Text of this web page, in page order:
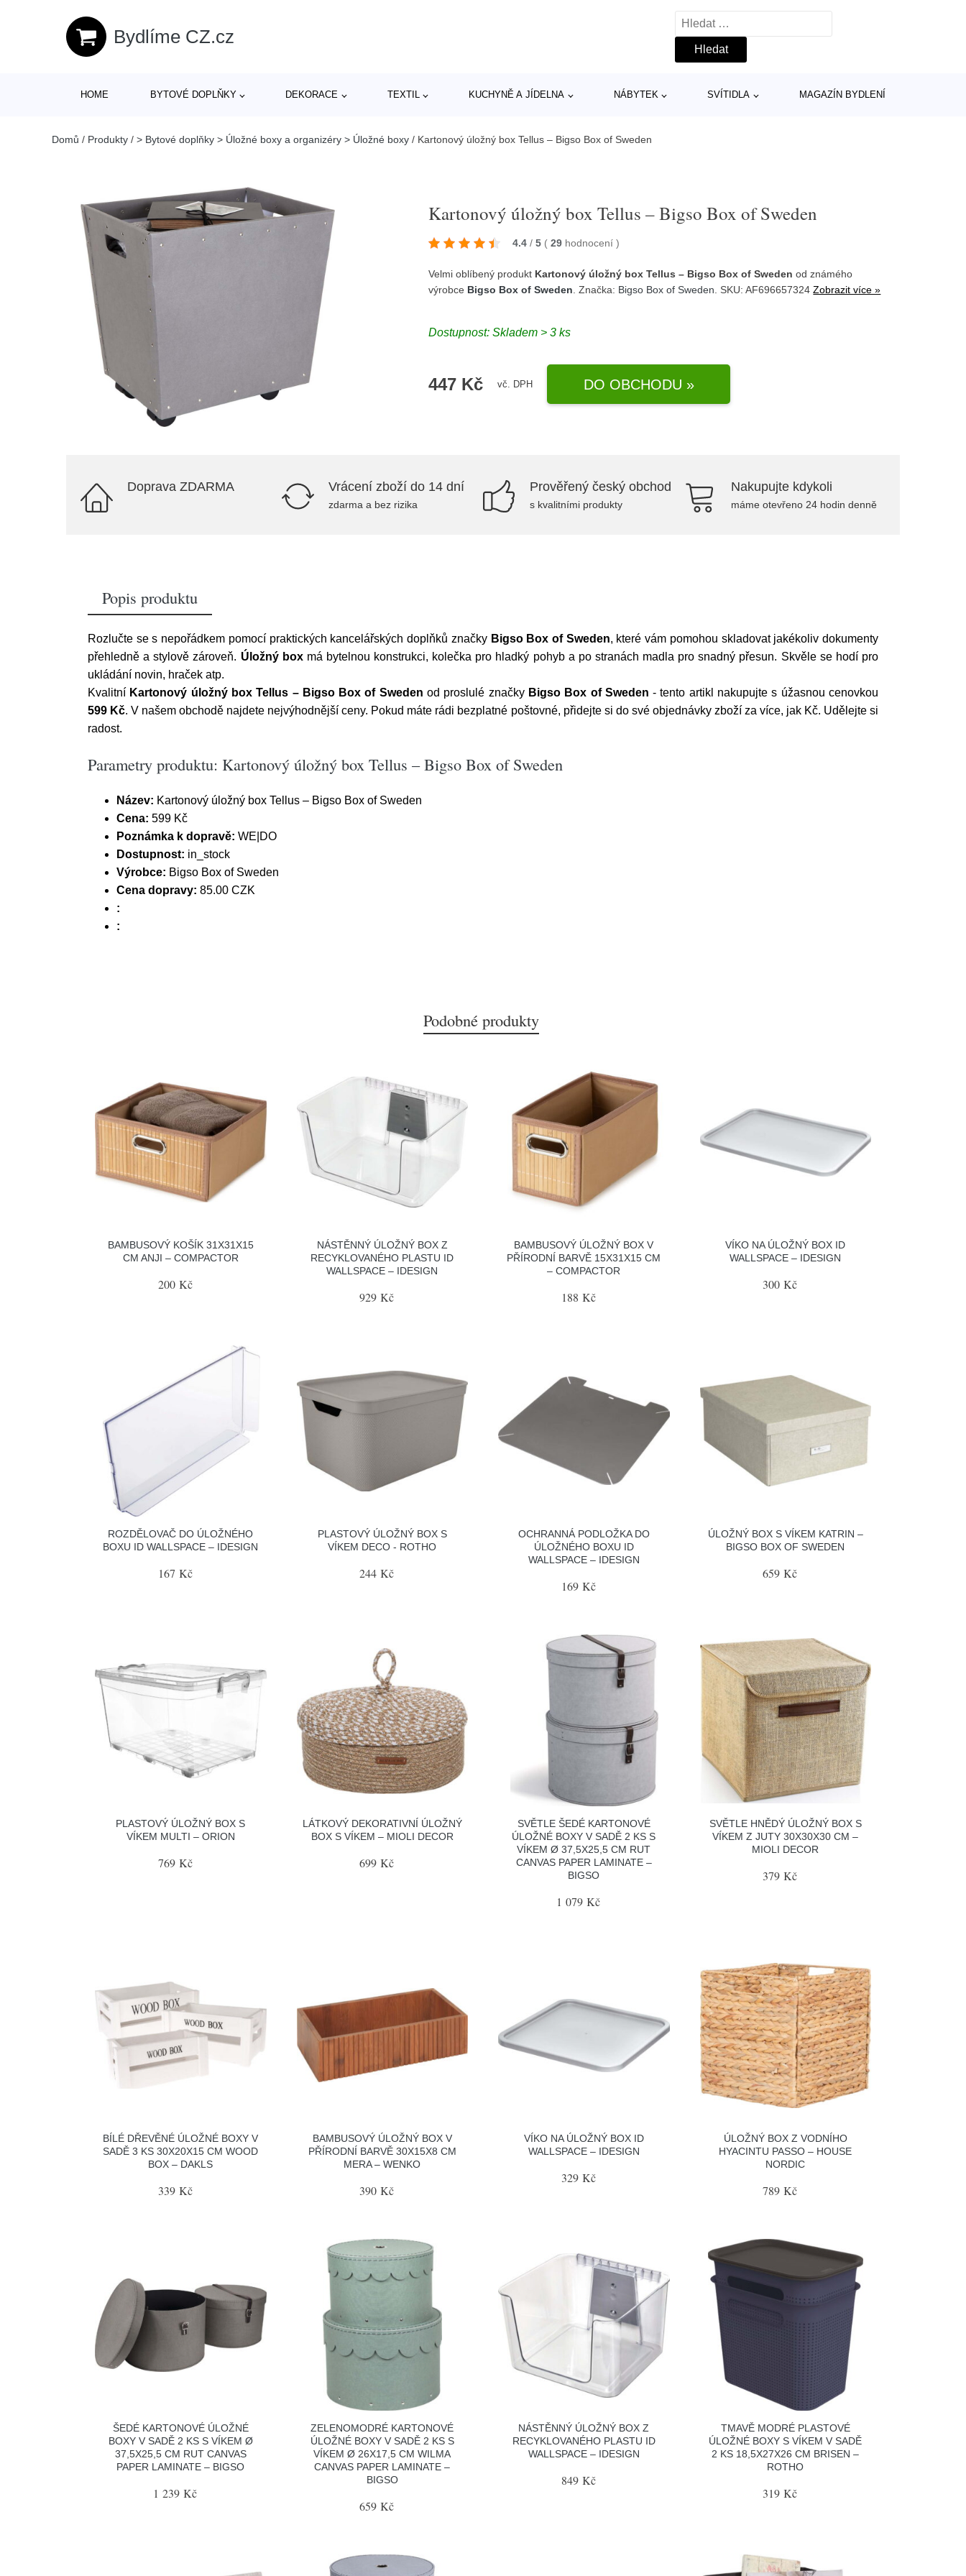
Bydlíme CZ.cz
Vyhledávání
HOME BYTOVÉ DOPLŇKY DEKORACE TEXTIL KUCHYNĚ A JÍDELNA NÁBYTEK SVÍTIDLA MAGAZÍN BYDLENÍ
Domů / Produkty / > Bytové doplňky > Úložné boxy a organizéry > Úložné boxy / Kartonový úložný box Tellus – Bigso Box of Sweden
Kartonový úložný box Tellus – Bigso Box of Sweden
4.4 / 5 ( 29 hodnocení)
Velmi oblíbený produkt Kartonový úložný box Tellus – Bigso Box of Sweden od známého
výrobce Bigso Box of Sweden . Značka: Bigso Box of Sweden . SKU: AF696657324Zobrazit více »
Dostupnost:Skladem > 3 ks
447 Kč vč. DPH DO OBCHODU »
Doprava ZDARMA Vrácení zboží do 14 dní
zdarma a bez rizika
Prověřený český obchod
s kvalitními produkty
Nakupujte kdykoli
máme otevřeno 24 hodin denně
Popis produktu
Rozlučte se s nepořádkem pomocí praktických kancelářských doplňků značky Bigso Box of Sweden, které vám pomohou skladovat jakékoliv dokumenty
přehledně a stylově zároveň. Úložný boxmá bytelnou konstrukci, kolečka pro hladký pohyb a po stranách madla pro snadný přesun. Skvěle se hodí pro
ukládání novin, hraček atp.
Kvalitní Kartonový úložný box Tellus – Bigso Box of Sweden od proslulé značky Bigso Box of Sweden - tento artikl nakupujte s úžasnou cenovkou
599 Kč. V našem obchodě najdete nejvýhodnější ceny. Pokud máte rádi bezplatné poštovné, přidejte si do své objednávky zboží za více, jak Kč. Udělejte si
radost.
Parametry produktu: Kartonový úložný box Tellus – Bigso Box of Sweden
Název: Kartonový úložný box Tellus – Bigso Box of Sweden
Cena: 599 Kč
Poznámka k dopravě: WE|DO
Dostupnost: in_stock
Výrobce: Bigso Box of Sweden
Cena dopravy: 85.00 CZK
:
:
Podobné produkty
BAMBUSOVÝ KOŠÍK 31X31X15
CM ANJI – COMPACTOR
200 Kč
NÁSTĚNNÝ ÚLOŽNÝ BOX Z
RECYKLOVANÉHO PLASTU ID
WALLSPACE – IDESIGN
929 Kč
BAMBUSOVÝ ÚLOŽNÝ BOX V
PŘÍRODNÍ BARVĚ 15X31X15 CM
– COMPACTOR
188 Kč
VÍKO NA ÚLOŽNÝ BOX ID
WALLSPACE – IDESIGN
300 Kč
ROZDĚLOVAČ DO ÚLOŽNÉHO
BOXU ID WALLSPACE – IDESIGN
167 Kč
PLASTOVÝ ÚLOŽNÝ BOX S
VÍKEM DECO - ROTHO
244 Kč
OCHRANNÁ PODLOŽKA DO
ÚLOŽNÉHO BOXU ID
WALLSPACE – IDESIGN
169 Kč
ÚLOŽNÝ BOX S VÍKEM KATRIN –
BIGSO BOX OF SWEDEN
659 Kč
PLASTOVÝ ÚLOŽNÝ BOX S
VÍKEM MULTI – ORION
769 Kč
LÁTKOVÝ DEKORATIVNÍ ÚLOŽNÝ
BOX S VÍKEM – MIOLI DECOR
699 Kč
SVĚTLE ŠEDÉ KARTONOVÉ
ÚLOŽNÉ BOXY V SADĚ 2 KS S
VÍKEM Ø 37,5X25,5 CM RUT
CANVAS PAPER LAMINATE –
BIGSO
1 079 Kč
SVĚTLE HNĚDÝ ÚLOŽNÝ BOX S
VÍKEM Z JUTY 30X30X30 CM –
MIOLI DECOR
379 Kč
BÍLÉ DŘEVĚNÉ ÚLOŽNÉ BOXY V
SADĚ 3 KS 30X20X15 CM WOOD
BOX – DAKLS
339 Kč
BAMBUSOVÝ ÚLOŽNÝ BOX V
PŘÍRODNÍ BARVĚ 30X15X8 CM
MERA – WENKO
390 Kč
VÍKO NA ÚLOŽNÝ BOX ID
WALLSPACE – IDESIGN
329 Kč
ÚLOŽNÝ BOX Z VODNÍHO
HYACINTU PASSO – HOUSE
NORDIC
789 Kč
ŠEDÉ KARTONOVÉ ÚLOŽNÉ
BOXY V SADĚ 2 KS S VÍKEM Ø
37,5X25,5 CM RUT CANVAS
PAPER LAMINATE – BIGSO
1 239 Kč
ZELENOMODRÉ KARTONOVÉ
ÚLOŽNÉ BOXY V SADĚ 2 KS S
VÍKEM Ø 26X17,5 CM WILMA
CANVAS PAPER LAMINATE –
BIGSO
659 Kč
NÁSTĚNNÝ ÚLOŽNÝ BOX Z
RECYKLOVANÉHO PLASTU ID
WALLSPACE – IDESIGN
849 Kč
TMAVĚ MODRÉ PLASTOVÉ
ÚLOŽNÉ BOXY S VÍKEM V SADĚ
2 KS 18,5X27X26 CM BRISEN –
ROTHO
319 Kč